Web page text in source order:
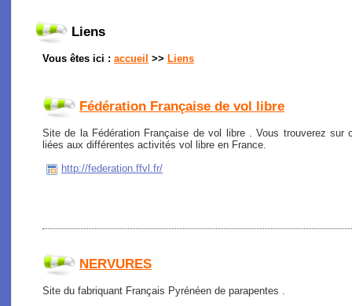
Liens
Vous êtes ici : accueil >> Liens
Fédération Française de vol libre
Site de la Fédération Française de vol libre . Vous trouverez sur
liées aux différentes activités vol libre en France.
http://federation.ffvl.fr/
NERVURES
Site du fabriquant Français Pyrénéen de parapentes .